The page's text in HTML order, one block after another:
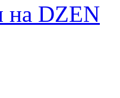
на DZEN